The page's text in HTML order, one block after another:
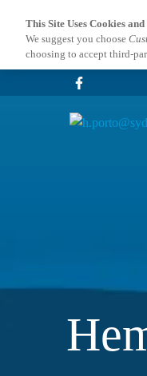
This Site Uses Cookies
We suggest you choose
choosing to accept third-